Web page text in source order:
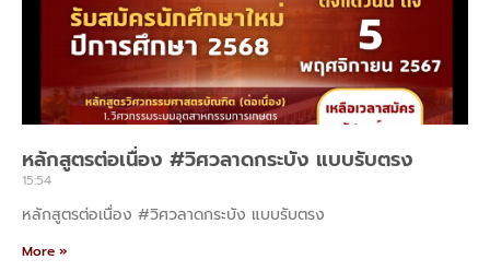
หลักสูตรต่อเนื่อง #วิศวลาดกระบัง แบบรับตรง
15:54
หลักสูตรต่อเนื่อง #วิศวลาดกระบัง แบบรับตรง
More »